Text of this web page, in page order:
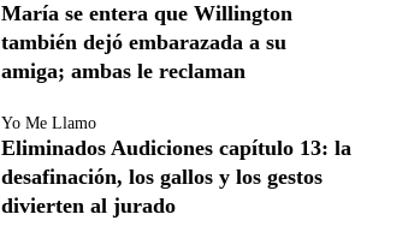
María se entera que Willington
también dejó embarazada a su
amiga; ambas le reclaman
Yo Me Llamo
Eliminados Audiciones capítulo 13: la
desafinación, los gallos y los gestos
divierten al jurado